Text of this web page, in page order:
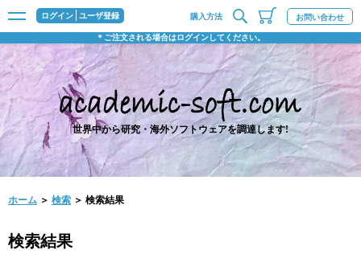
ログイン ユーザ登録
＊ご注文される場合はログインしてください。
購入方法 お問い合わせ
世界中から研究・海外ソフトウェアを調達します!
ホーム ＞ 検索 ＞ 検索結果
検索結果